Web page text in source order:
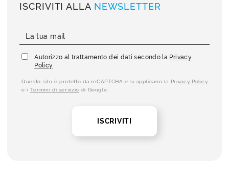
ISCRIVITI ALLA NEWSLETTER
Autorizzo al trattamento dei dati secondo la Privacy
Policy
Questo sito è protetto da reCAPTCHA e si applicano la Privacy Policy
e i Termini di servizio di Google.
ISCRIVITI